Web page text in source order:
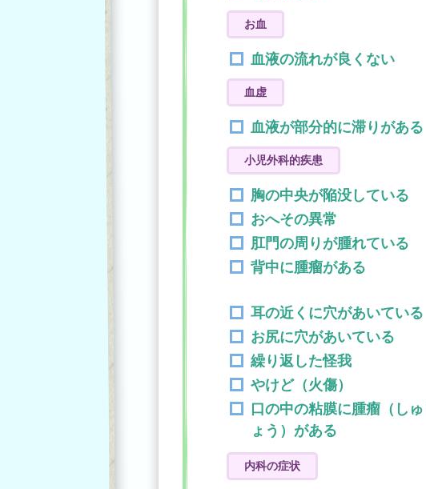
お血
血液の流れが良くない
血虚
血液が部分的に滞りがある
小児外科的疾患
胸の中央が陥没している
おへその異常
肛門の周りが腫れている
背中に腫瘤がある
耳の近くに穴があいている
お尻に穴があいている
繰り返した怪我
やけど（火傷）
口の中の粘膜に腫瘤（しゅ
ょう）がある
内科の症状